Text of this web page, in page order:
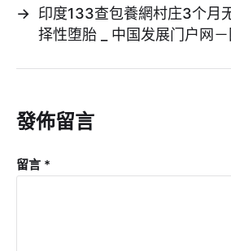
→ 印度133查包養網村庄3个月
择性堕胎 _ 中国发展门户网
發佈留言
留言 *